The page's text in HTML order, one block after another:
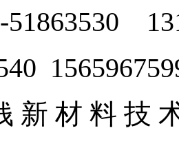
51863530
新 材 料 技